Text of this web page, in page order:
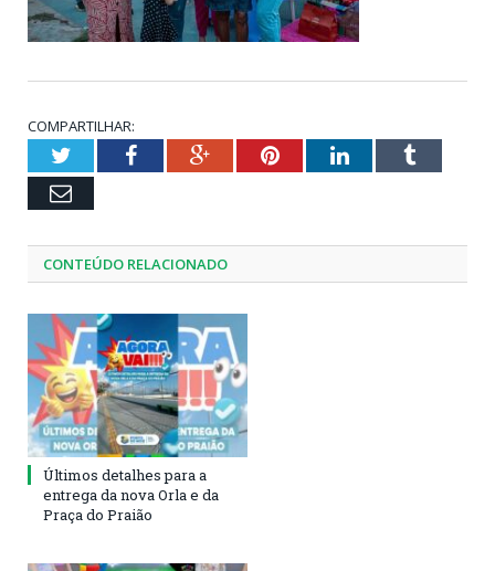
COMPARTILHAR:
TwitterFacebookGoogle+PinterestLinkedInTumblr
Email
CONTEÚDO RELACIONADO
Últimos detalhes para a
entrega da nova Orla e da
Praça do Praião